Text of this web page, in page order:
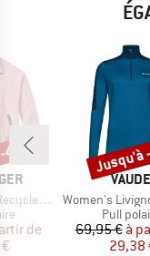
Fleece
réduit
de
%
MARQUE
VAUDE
Article
Women's Livigno
Product
Pull
69,95 € à
29,38
Remise
Jusqu'à